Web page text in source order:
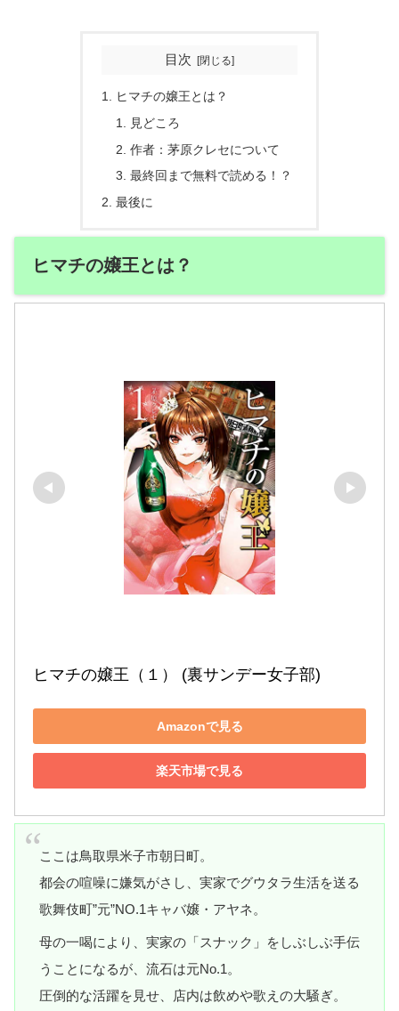
目次
ヒマチの嬢王とは？
見どころ
作者：茅原クレセについて
最終回まで無料で読める！？
最後に
ヒマチの嬢王とは？
ヒマチの嬢王（１） (裏サンデー女子部)
Amazonで見る
楽天市場で見る
ここは鳥取県米子市朝日町。
都会の喧噪に嫌気がさし、実家でグウタラ生活を送る
歌舞伎町”元”NO.1キャバ嬢・アヤネ。
母の一喝により、実家の「スナック」をしぶしぶ手伝
うことになるが、流石は元No.1。
圧倒的な活躍を見せ、店内は飲めや歌えの大騒ぎ。